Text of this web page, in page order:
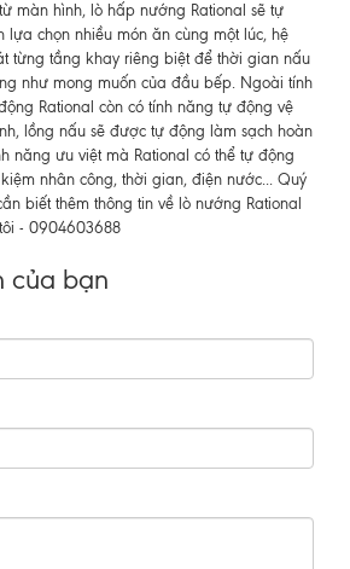
màn hình, lò hấp nướng Rational sẽ tự
lựa chọn nhiều món ăn cùng một lúc, hệ
từng tầng khay riêng biệt để thời gian nấu
như mong muốn của đầu bếp. Ngoài tính
Rational còn có tính năng tự động vệ
lồng nấu sẽ được tự động làm sạch hoàn
năng ưu việt mà Rational có thể tự động
nhân công, thời gian, điện nước... Quý
biết thêm thông tin về lò nướng Rational
- 0904603688
của bạn